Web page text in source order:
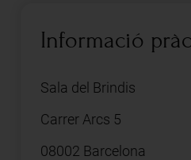
Informació
Sala del Brindis
Carrer Arcs 5
08002 Barcelona